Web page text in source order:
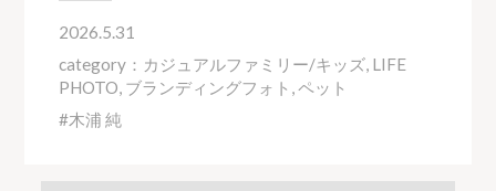
2026.5.31
category： カジュアルファミリー/キッズ, LIFE
PHOTO, ブランディングフォト ,ペット
木浦 純